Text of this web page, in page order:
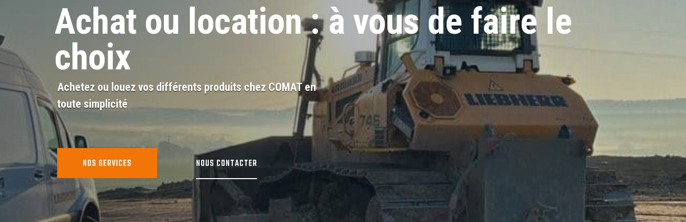
Achat ou location : à vous de faire le
choix
Achetez ou louez vos différents produits chez COMAT en
toute simplicité
NOS SERVICES NOUS CONTACTER